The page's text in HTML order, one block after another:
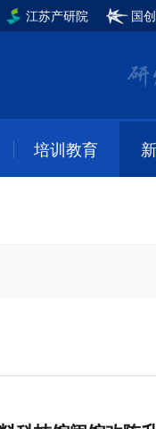
国
江苏产研院
培训教育